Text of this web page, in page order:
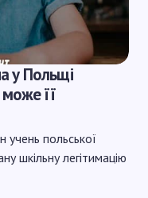
у Польщі
її
учень польської
шкільну легітимацію